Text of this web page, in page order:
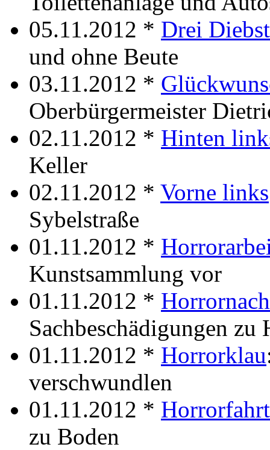
05.11.2012 * Drei
und ohne Beute
03.11.2012 *
Oberbürgermeister
02.11.2012 * Hinten
Keller
02.11.2012 * Vorne links
Sybelstraße
01.11.2012 *
Kunstsammlung vor
01.11.2012 *
Sachbeschädigungen zu
01.11.2012 * Horrorklau
verschwundlen
01.11.2012 * Horrorfahrt
zu Boden